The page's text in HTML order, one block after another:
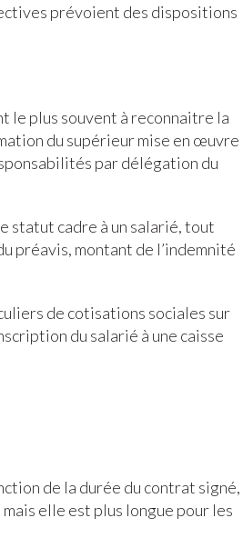
prévoient des dispositions
le plus souvent à reconnaitre la
du supérieur mise en œuvre
par délégation du
statut cadre à un salarié, tout
préavis, montant de l’indemnité
de cotisations sociales sur
du salarié à une caisse
de la durée du contrat signé,
mais elle est plus longue pour les